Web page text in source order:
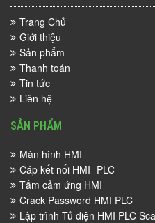
Trang Chủ
Giới thiệu
Sản phẩm
Thanh toán
Tin tức
Liên hệ
SẢN PHẨM
Màn hình HMI
Cáp kết nối HMI -PLC
Tấm cảm ứng HMI
Crack Password HMI PLC
Lập trình Tủ điện HMI PLC